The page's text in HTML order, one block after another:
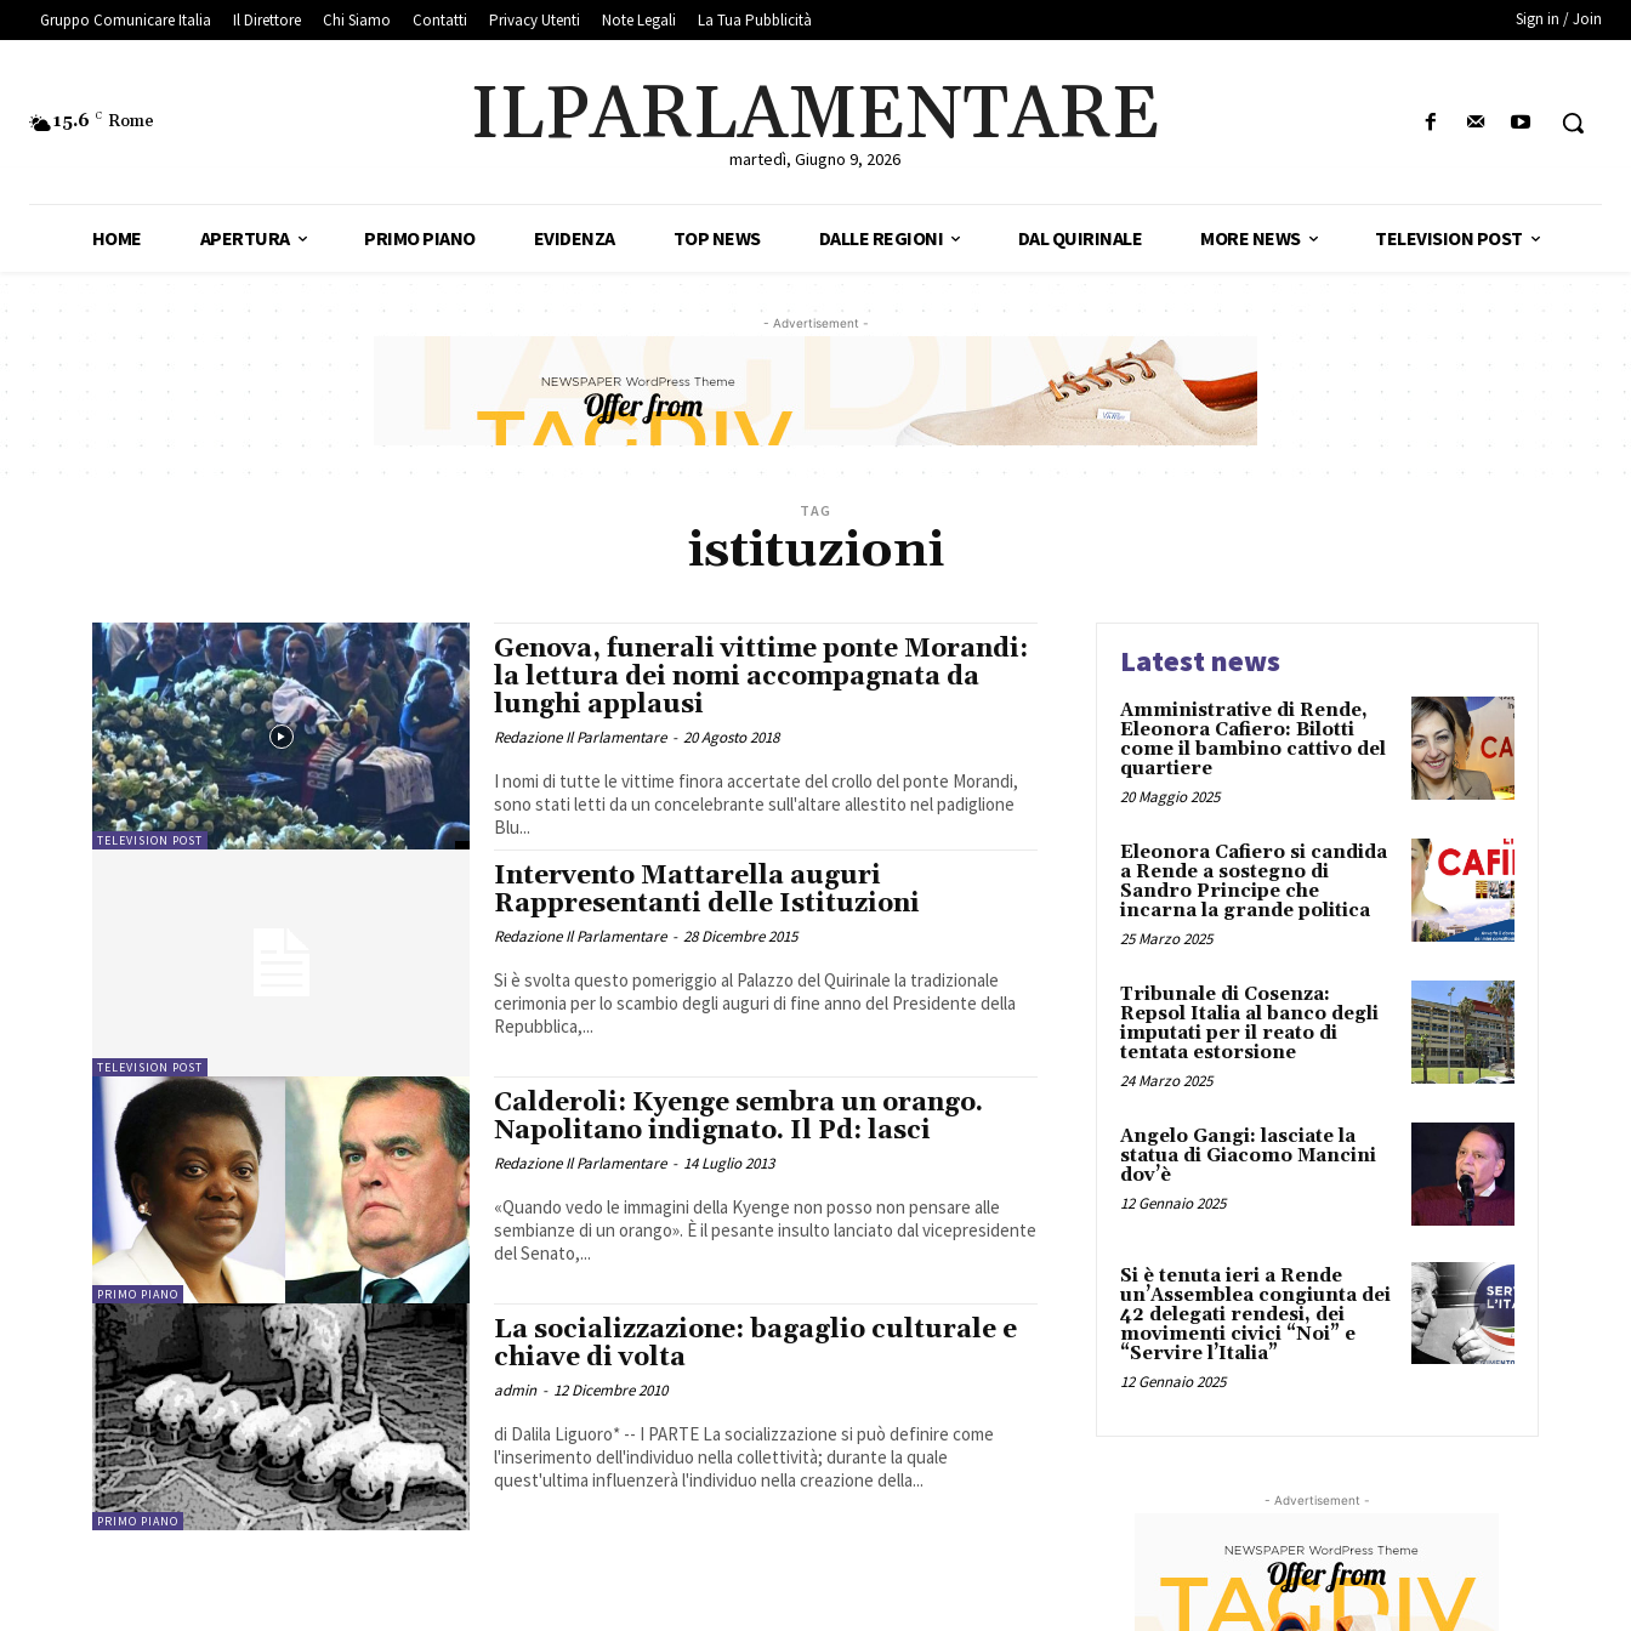
Gruppo Comunicare Italia Il Direttore Chi Siamo Contatti Privacy Utenti Note Legali La Tua Pubblicità Sign in / Join
15.6 C Rome ILPARLAMENTARE
martedì, Giugno 9, 2026
HOME APERTURA PRIMO PIANO EVIDENZA TOP NEWS DALLE REGIONI DAL QUIRINALE MORE NEWS TELEVISION POST
- Advertisement -
TAG
istituzioni
TELEVISION POST
Genova, funerali vittime ponte Morandi:
la lettura dei nomi accompagnata da
lunghi applausi
Redazione Il Parlamentare - 20 Agosto 2018
I nomi di tutte le vittime finora accertate del crollo del ponte Morandi,
sono stati letti da un concelebrante sull'altare allestito nel padiglione
Blu...
TELEVISION POST
Intervento Mattarella auguri
Rappresentanti delle Istituzioni
Redazione Il Parlamentare - 28 Dicembre 2015
Si è svolta questo pomeriggio al Palazzo del Quirinale la tradizionale
cerimonia per lo scambio degli auguri di fine anno del Presidente della
Repubblica,...
PRIMO PIANO
Calderoli: Kyenge sembra un orango.
Napolitano indignato. Il Pd: lasci
Redazione Il Parlamentare - 14 Luglio 2013
«Quando vedo le immagini della Kyenge non posso non pensare alle
sembianze di un orango». È il pesante insulto lanciato dal vicepresidente
del Senato,...
PRIMO PIANO
La socializzazione: bagaglio culturale e
chiave di volta
admin - 12 Dicembre 2010
di Dalila Liguoro* -- I PARTE La socializzazione si può definire come
l'inserimento dell'individuo nella collettività; durante la quale
quest'ultima influenzerà l'individuo nella creazione della...
Latest news
Amministrative di Rende,
Eleonora Cafiero: Bilotti
come il bambino cattivo del
quartiere
20 Maggio 2025
Eleonora Cafiero si candida
a Rende a sostegno di
Sandro Principe che
incarna la grande politica
25 Marzo 2025
Tribunale di Cosenza:
Repsol Italia al banco degli
imputati per il reato di
tentata estorsione
24 Marzo 2025
Angelo Gangi: lasciate la
statua di Giacomo Mancini
dov’è
12 Gennaio 2025
Si è tenuta ieri a Rende
un’Assemblea congiunta dei
42 delegati rendesi, dei
movimenti civici “Noi” e
“Servire l’Italia”
12 Gennaio 2025
- Advertisement -